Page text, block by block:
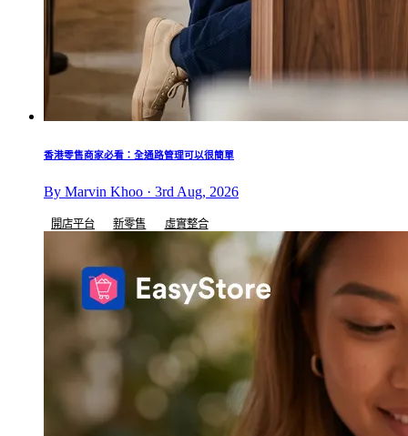
香港零售商家必看：全通路管理可以很簡單
By Marvin Khoo · 3rd Aug, 2026
開店平台 新零售 虛實整合